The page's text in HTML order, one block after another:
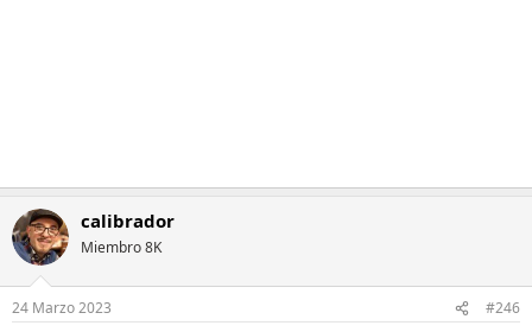
calibrador
Miembro 8K
24 Marzo 2023 #246